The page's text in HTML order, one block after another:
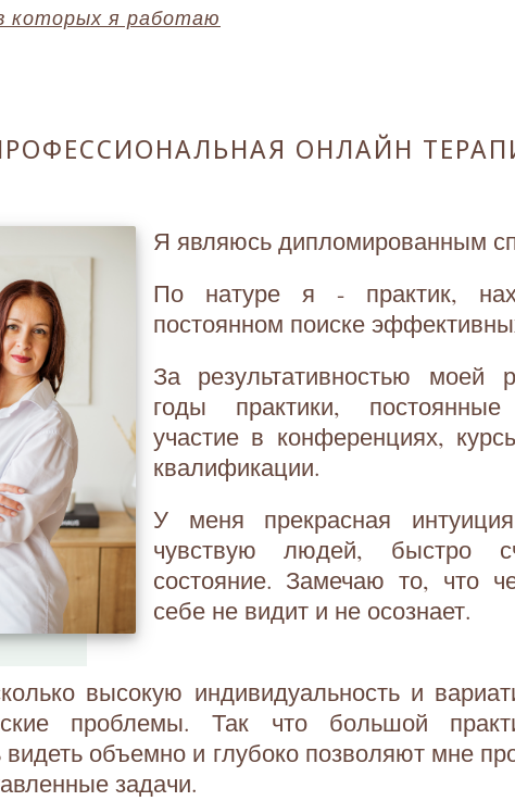
которых я работаю
ОНЛАЙН
Я являюсь дипломированным
По натуре я - практик,
постоянном поиске
За результативностью моей
годы практики, постоянные
участие в конференциях,
квалификации.
У меня прекрасная
чувствую людей, быстро
состояние. Замечаю то, что
себе не видит и не осознает.
высокую индивидуальность и
проблемы. Так что большой
видеть объемно и глубоко позволяют мне
задачи.